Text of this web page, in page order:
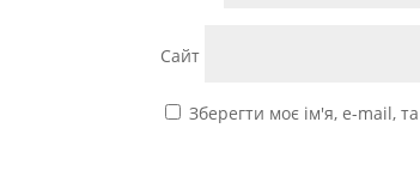
Сайт
Зберегти моє ім'я, e-mail,